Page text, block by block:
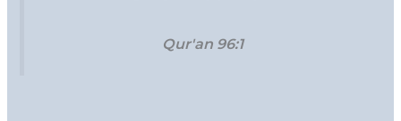
Qur'an 96:1